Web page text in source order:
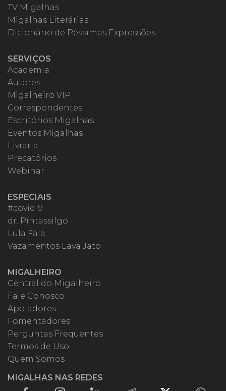
TV Migalhas
Migalhas Literárias
Dicionário de Péssimas Expressões
SERVIÇOS
Academia
Autores
Migalheiro VIP
Correspondentes
Escritórios Migalhas
Eventos Migalhas
Livraria
Precatórios
Webinar
ESPECIAIS
#covid19
dr. Pintassilgo
Lula Fala
Vazamentos Lava Jato
MIGALHEIRO
Central do Migalheiro
Fale Conosco
Apoiadores
Fomentadores
Perguntas Frequentes
Termos de Uso
Quem Somos
MIGALHAS NAS REDES